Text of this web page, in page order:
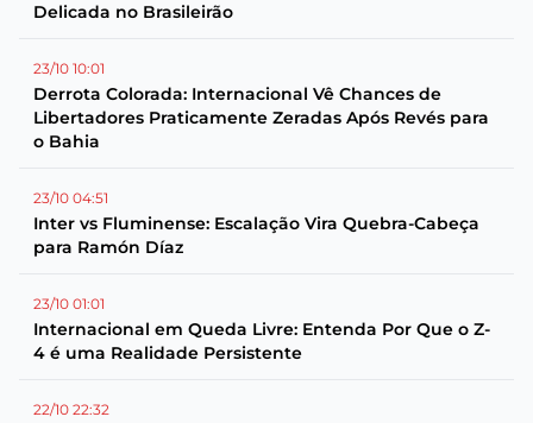
Delicada no Brasileirão
23/10 10:01
Derrota Colorada: Internacional Vê Chances de
Libertadores Praticamente Zeradas Após Revés para
o Bahia
23/10 04:51
Inter vs Fluminense: Escalação Vira Quebra-Cabeça
para Ramón Díaz
23/10 01:01
Internacional em Queda Livre: Entenda Por Que o Z-
4 é uma Realidade Persistente
22/10 22:32